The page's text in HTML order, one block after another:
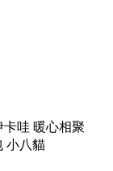
哇 暖心相聚
小八貓